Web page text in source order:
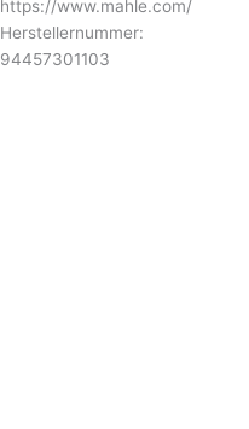
https://www.mahle.com/
Herstellernummer:
94457301103